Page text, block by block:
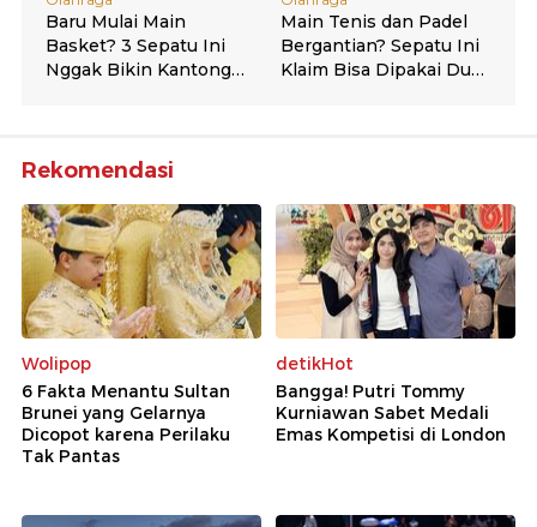
Rekomendasi
Wolipop
6 Fakta Menantu Sultan
Brunei yang Gelarnya
Dicopot karena Perilaku
Tak Pantas
detikHot
Bangga! Putri Tommy
Kurniawan Sabet Medali
Emas Kompetisi di London